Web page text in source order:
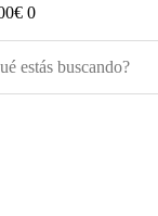
0